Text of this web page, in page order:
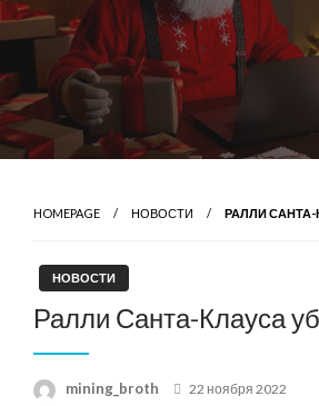
HOMEPAGE НОВОСТИ РАЛЛИ
НОВОСТИ
Ралли Санта-Клауса
mining_broth
Posted
22 ноября 2022